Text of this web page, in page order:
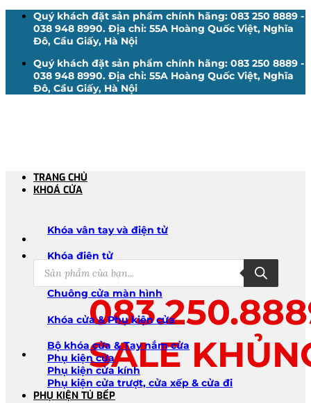
Quý khách đặt sản phẩm chính hãng: 083 250 8889 -
038 948 8990. Địa chỉ: 55A Hoàng Quốc Việt, Nghĩa
Đô, Cầu Giấy, Hà Nội
Quý khách đặt sản phẩm chính hãng: 083 250 8889 -
038 948 8990. Địa chỉ: 55A Hoàng Quốc Việt, Nghĩa
Đô, Cầu Giấy, Hà Nội
Tìm
kiếm
sản
phẩm
SALE
TRANG CHỦ
KHOÁ CỬA
Khóa vân tay và điện tử
Khóa điện tử
Khóa vân tay
Khóa Bluetooth
Chuông cửa màn hình
Khóa cửa & Phụ kiện cửa
Bộ khóa cửa & Tay nắm cửa
Phụ kiện cửa
Phụ kiện cửa kính
Phụ kiện cửa trượt, cửa xếp & cửa đi
PHỤ KIỆN TỦ BẾP